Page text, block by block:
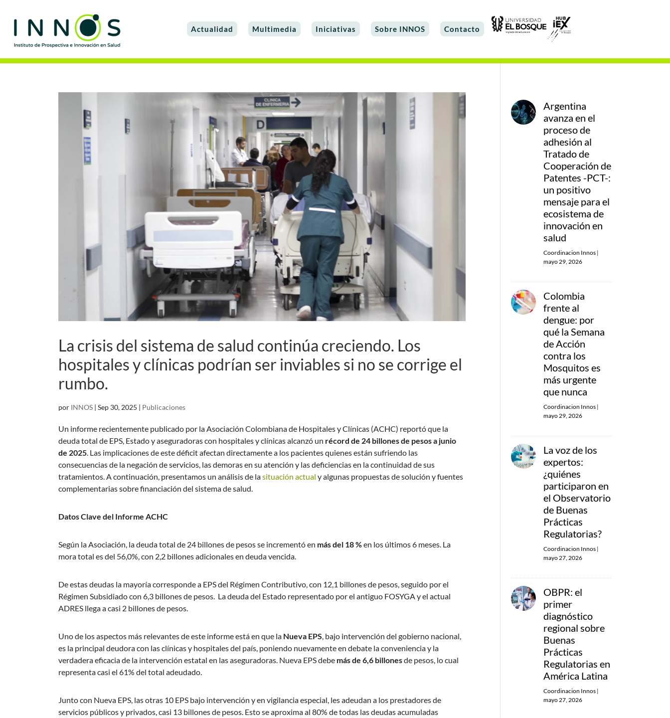
Actualidad Multimedia Iniciativas Sobre INNOS Contacto
La crisis del sistema de salud continúa creciendo. Los
hospitales y clínicas podrían ser inviables si no se corrige el
rumbo.
por INNOS | Sep 30, 2025 | Publicaciones
Un informe recientemente publicado por la Asociación Colombiana de Hospitales y Clínicas (ACHC) reportó que la
deuda total de EPS, Estado y aseguradoras con hospitales y clínicas alcanzó un récord de 24 billones de pesos a junio
de 2025. Las implicaciones de este déficit afectan directamente a los pacientes quienes están sufriendo las
consecuencias de la negación de servicios, las demoras en su atención y las deficiencias en la continuidad de sus
tratamientos. A continuación, presentamos un análisis de lasituación actual y algunas propuestas de solución y fuentes
complementarias sobre financiación del sistema de salud.
Datos Clave del Informe ACHC
Según la Asociación, la deuda total de 24 billones de pesos se incrementó en más del 18 %en los últimos 6 meses. La
mora total es del 56,0%, con 2,2 billones adicionales en deuda vencida.
De estas deudas la mayoría corresponde a EPS del Régimen Contributivo, con 12,1 billones de pesos, seguido por el
Régimen Subsidiado con 6,3 billones de pesos. La deuda del Estado representado por el antiguo FOSYGA y el actual
ADRES llega a casi 2 billones de pesos.
Uno de los aspectos más relevantes de este informe está en que la Nueva EPS, bajo intervención del gobierno nacional,
es la principal deudora con las clínicas y hospitales del país, poniendo nuevamente en debate la conveniencia y la
verdadera eficacia de la intervención estatal en las aseguradoras. Nueva EPS debe más de 6,6 billonesde pesos, lo cual
representa casi el 61% del total adeudado.
Junto con Nueva EPS, las otras 10 EPS bajo intervención y en vigilancia especial, les adeudan a los prestadores de
servicios públicos y privados, casi 13 billones de pesos. Esto se aproxima al 80% de todas las deudas acumuladas
Argentina
avanza en el
proceso de
adhesión al
Tratado de
Cooperación de
Patentes -PCT-:
un positivo
mensaje para el
ecosistema de
innovación en
salud
Coordinacion Innos |
mayo 29, 2026
Colombia
frente al
dengue: por
qué la Semana
de Acción
contra los
Mosquitos es
más urgente
que nunca
Coordinacion Innos |
mayo 29, 2026
La voz de los
expertos:
¿quiénes
participaron en
el Observatorio
de Buenas
Prácticas
Regulatorias?
Coordinacion Innos |
mayo 27, 2026
OBPR: el
primer
diagnóstico
regional sobre
Buenas
Prácticas
Regulatorias en
América Latina
Coordinacion Innos |
mayo 27, 2026